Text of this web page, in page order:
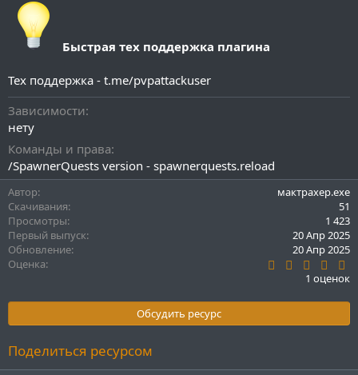
Быстрая тех поддержка плагина
Тех поддержка - t.me/pvpattackuser
Зависимости
нету
Команды и права
/SpawnerQuests version - spawnerquests.reload
Автор
мактрахер.exe
Скачивания
51
Просмотры
1 423
Первый выпуск
20 Апр 2025
Обновление
20 Апр 2025
Оценка
0
0
в
1 оценок
Обсудить ресурс
Поделиться ресурсом